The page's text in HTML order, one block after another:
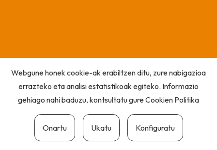
Webgune honek cookie-ak erabiltzen ditu, zure nabigazioa
errazteko eta analisi estatistikoak egiteko. Informazio
gehiago nahi baduzu, kontsultatu gureCookien Politika
Onartu Ukatu Konfiguratu